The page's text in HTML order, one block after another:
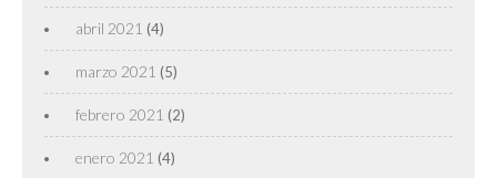
abril 2021 (4)
marzo 2021 (5)
febrero 2021 (2)
enero 2021 (4)